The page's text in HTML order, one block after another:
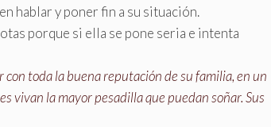
hablar y poner fin a su situación.
porque si ella se pone seria e intenta
con toda la buena reputación de su familia, en un
vivan la mayor pesadilla que puedan soñar. Sus